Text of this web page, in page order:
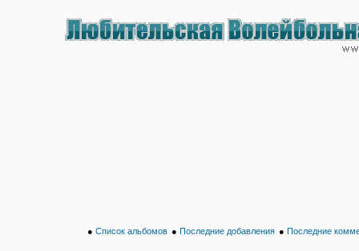
● Список альбомов ● Последние добавления ● Последние